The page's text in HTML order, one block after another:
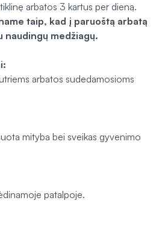
arbatos 3 kartus per dieną.
taip, kad į paruoštą arbatą
naudingų medžiagų.
arbatos sudedamosioms
mityba bei sveikas gyvenimo
patalpoje.